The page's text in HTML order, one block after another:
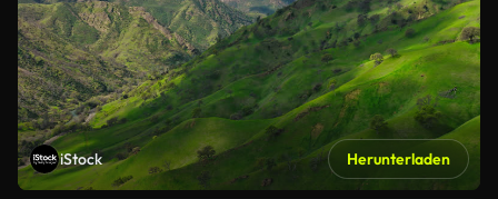
iStock Herunterladen